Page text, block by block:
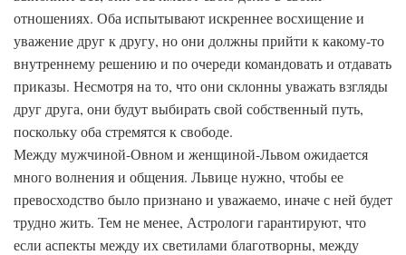
отношениях. Оба испытывают искреннее восхищение и
уважение друг к другу, но они должны прийти к какому-то
внутреннему решению и по очереди командовать и отдавать
приказы. Несмотря на то, что они склонны уважать взгляды
друг друга, они будут выбирать свой собственный путь,
поскольку оба стремятся к свободе.
Между мужчиной-Овном и женщиной-Львом ожидается
много волнения и общения. Львице нужно, чтобы ее
превосходство было признано и уважаемо, иначе с ней будет
трудно жить. Тем не менее, Астрологи гарантируют, что
если аспекты между их светилами благотворны, между